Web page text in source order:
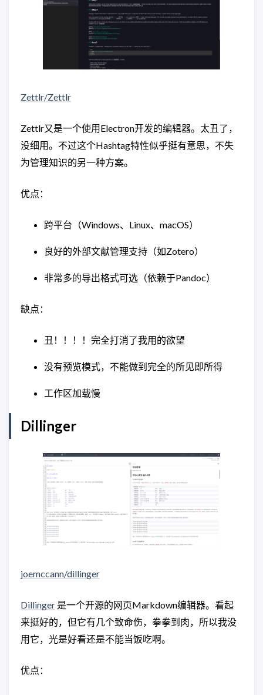
Zettlr/Zettlr
Zettlr又是一个使用Electron开发的编辑器。太丑了，
没细用。不过这个Hashtag特性似乎挺有意思，不失
为管理知识的另一种方案。
优点：
跨平台（Windows、Linux、macOS）
良好的外部文献管理支持（如Zotero）
非常多的导出格式可选（依赖于Pandoc）
缺点：
丑！！！！完全打消了我用的欲望
没有预览模式，不能做到完全的所见即所得
工作区加载慢
Dillinger
joemccann/dillinger
Dillinger 是一个开源的网页Markdown编辑器。看起
来挺好的，但它有几个致命伤，拳拳到肉，所以我没
用它，光是好看还是不能当饭吃啊。
优点：